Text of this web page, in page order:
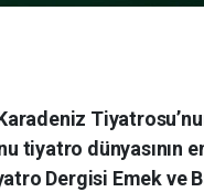
tiyatro dünyasının
Dergisi Emek ve